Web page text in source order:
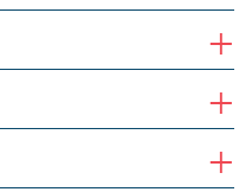
+
+
+